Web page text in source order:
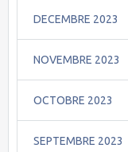
DECEMBRE 2023
NOVEMBRE 2023
OCTOBRE 2023
SEPTEMBRE 2023